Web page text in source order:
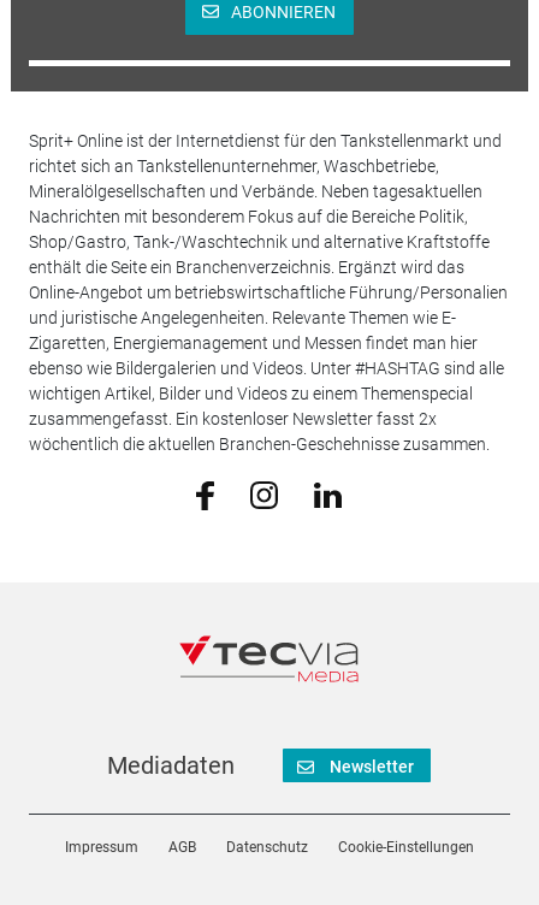
ABONNIEREN
Sprit+ Online ist der Internetdienst für den Tankstellenmarkt und
richtet sich an Tankstellenunternehmer, Waschbetriebe,
Mineralölgesellschaften und Verbände. Neben tagesaktuellen
Nachrichten mit besonderem Fokus auf die Bereiche Politik,
Shop/Gastro, Tank-/Waschtechnik und alternative Kraftstoffe
enthält die Seite ein Branchenverzeichnis. Ergänzt wird das
Online-Angebot um betriebswirtschaftliche Führung/Personalien
und juristische Angelegenheiten. Relevante Themen wie E-
Zigaretten, Energiemanagement und Messen findet man hier
ebenso wie Bildergalerien und Videos. Unter #HASHTAG sind alle
wichtigen Artikel, Bilder und Videos zu einem Themenspecial
zusammengefasst. Ein kostenloser Newsletter fasst 2x
wöchentlich die aktuellen Branchen-Geschehnisse zusammen.
Mediadaten Newsletter
Impressum AGB Datenschutz Cookie-Einstellungen